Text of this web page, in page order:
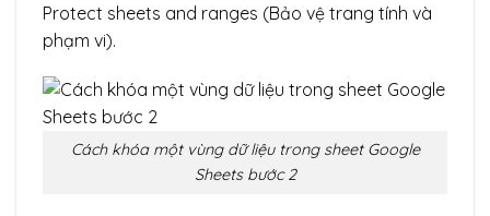
Protect sheets and ranges (Bảo vệ trang tính và
phạm vi).
Cách khóa một vùng dữ liệu trong sheet Google
Sheets bước 2